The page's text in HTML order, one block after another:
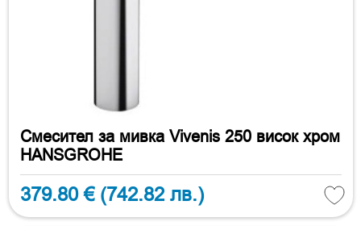
Смесител за мивка Vivenis 250 висок хром
HANSGROHE
379.80 € (742.82 лв.)